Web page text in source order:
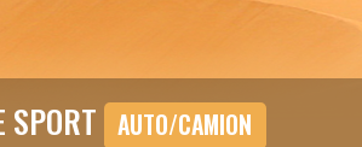
AUTO/CAMION